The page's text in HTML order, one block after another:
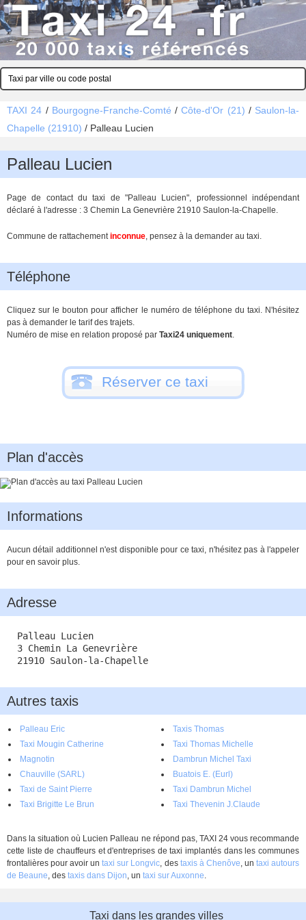
TAXI 24 / Bourgogne-Franche-Comté /Côte-d'Or (21) / Saulon-la-
Chapelle (21910) / Palleau Lucien
Palleau Lucien
Page de contact du taxi de "Palleau Lucien", professionnel indépendant
déclaré à l'adresse : 3 Chemin La Genevrière 21910 Saulon-la-Chapelle.
Commune de rattachementinconnue, pensez à la demander au taxi.
Téléphone
Cliquez sur le bouton pour afficher le numéro de téléphone du taxi. N'hésitez
pas à demander le tarif des trajets.
Numéro de mise en relation proposé par Taxi24 uniquement.
Réserver ce taxi
Plan d'accès
Informations
Aucun détail additionnel n'est disponible pour ce taxi, n'hésitez pas à l'appeler
pour en savoir plus.
Adresse
Palleau Lucien
3 Chemin La Genevrière
21910 Saulon-la-Chapelle
Autres taxis
Palleau Eric
Taxis Thomas
Taxi Mougin Catherine
Taxi Thomas Michelle
Magnotin
Dambrun Michel Taxi
Chauville (SARL)
Buatois E. (Eurl)
Taxi de Saint Pierre
Taxi Dambrun Michel
Taxi Brigitte Le Brun
Taxi Thevenin J.Claude
Dans la situation où Lucien Palleau ne répond pas, TAXI 24 vous recommande
cette liste de chauffeurs et d'entreprises de taxi implantés dans les communes
frontalières pour avoir untaxi sur Longvic, des taxis à Chenôve, un taxi autours
de Beaune, des taxis dans Dijon, un taxi sur Auxonne.
Taxi dans les grandes villes